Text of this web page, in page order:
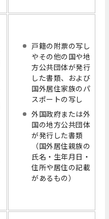
戸籍の附票の写し
やその他の国や地
方公共団体が発行
した書類、および
国外居住家族のパ
スポートの写し
外国政府または外
国の地方公共団体
が発行した書類
（国外居住親族の
氏名・生年月日・
住所や居住の記載
があるもの）